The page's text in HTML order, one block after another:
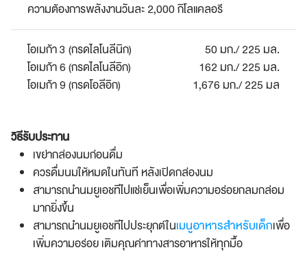
ความต้องการพลังงานวันละ 2,000 กิโลแคลอรี
โอเมก้า 3 (กรดไลโนลีนิก)
50 มก./ 225 มล.
โอเมก้า 6 (กรดไลโนลีอิก)
162 มก./ 225 มล.
โอเมก้า 9 (กรดโอลีอิก)
1,676 มก./ 225 มล
วิธีรับประทาน
เขย่ากล่องนมก่อนดื่ม
ควรดื่มนมให้หมดในทันที หลังเปิดกล่องนม
สามารถนำนมยูเอชทีไปแช่เย็นเพื่อเพิ่มความอร่อยกลมกล่อม
มากยิ่งขึ้น
สามารถนำนมยูเอชทีไปประยุกต์ในเมนูอาหารสำหรับเด็กเพื่อ
เพิ่มความอร่อย เติมคุณค่าทางสารอาหารให้ทุกมื้อ